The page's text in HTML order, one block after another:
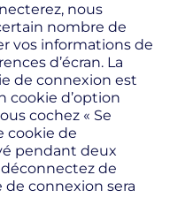
nous
nombre de
vos informations de
d’écran. La
de connexion est
cookie d’option
cochez « Se
cookie de
pendant deux
déconnectez de
connexion sera